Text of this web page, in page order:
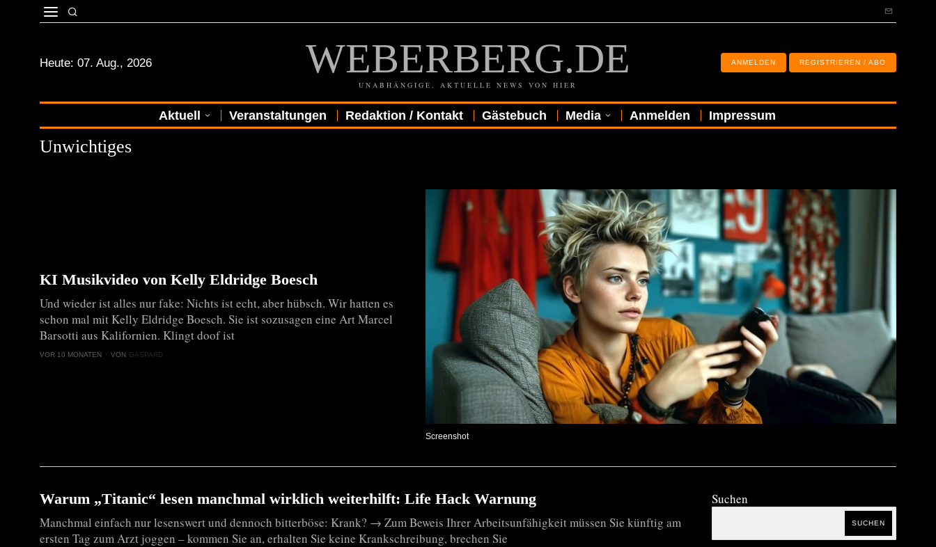
Heute: 07. Aug., 2026 WEBERBERG.DE
UNABHÄNGIGE, AKTUELLE NEWS VON HIER
ANMELDEN REGISTRIEREN / ABO
Aktuell Veranstaltungen Redaktion / Kontakt Gästebuch Media Anmelden Impressum
Unwichtiges
Screenshot
KI Musikvideo von Kelly Eldridge Boesch
Und wieder ist alles nur fake: Nichts ist echt, aber hübsch. Wir hatten es
schon mal mit Kelly Eldridge Boesch. Sie ist sozusagen eine Art Marcel
Barsotti aus Kalifornien. Klingt doof ist
VOR 10 MONATEN VON GASPARD
Warum „Titanic“ lesen manchmal wirklich weiterhilft: Life Hack Warnung
Manchmal einfach nur lesenswert und dennoch bitterböse: Krank? → Zum Beweis Ihrer Arbeitsunfähigkeit müssen Sie künftig am
ersten Tag zum Arzt joggen – kommen Sie an, erhalten Sie keine Krankschreibung, brechen Sie
Suchen
SUCHEN